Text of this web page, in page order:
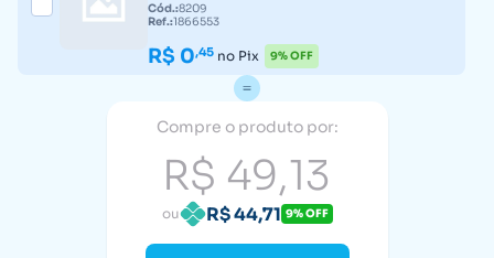
Cód.:8209
Ref.:1866553
R$ 0,45 no Pix 9% OFF
Compre o produto por:
R$ 49,13
ou R$ 44,71 9% OFF